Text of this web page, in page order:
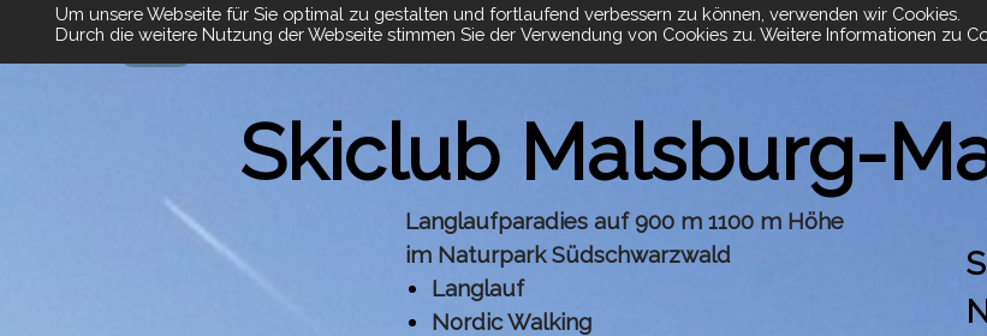
Um unsere Webseite für Sie optimal zu gestalten und fortlaufend verbessern zu können, verwenden wir Cookies.
Durch die weitere Nutzung der Webseite stimmen Sie der Verwendung von Cookies zu. Weitere Informationen zu
Skiclub Malsburg-
Suche
Langlaufparadies auf 900 m 1100 m Höhe
im Naturpark Südschwarzwald
Langlauf
Nordic Walking